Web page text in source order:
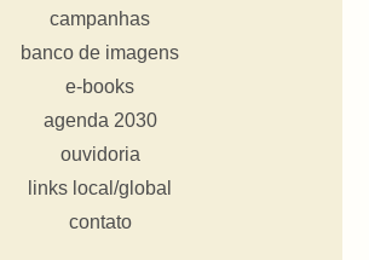
campanhas
banco de imagens
e-books
agenda 2030
ouvidoria
links local/global
contato